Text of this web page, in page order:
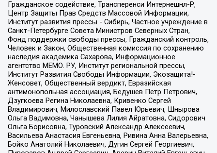
Гражданское содействие, Трансперенси Интернешнл-Р,
Центр Защиты Прав Средств Массовой Информации,
Институт развития прессы - Сибирь, Частное учреждение в
Санкт-Петербурге Совета Министров Северных Стран,
Фонд поддержки свободы прессы, Гражданский контроль,
Человек и Закон, Общественная комиссия по сохранению
наследия академика Сахарова, Информационное
агентство МЕМО. РУ, Институт региональной прессы,
Институт Развития Свободы Информации, Экозащита!-
Женсовет, Общественный вердикт, Евразийская
антимонопольная ассоциация, Бедушев Петр Петрович,
Дзугкоева Регина Николаевна, Кривенко Сергей
Владимирович, Милославский Павел Юрьевич, Шнырова
Ольга Вадимовна, Чанышева Лилия Айратовна, Сидорович
Ольга Борисовна, Туровский Александр Алексеевич,
Васильева Анастасия Евгеньевна, Ривина Анна Валерьевна,
Бойко Анатолий Николаевич, Дугин Сергей Георгиевич,